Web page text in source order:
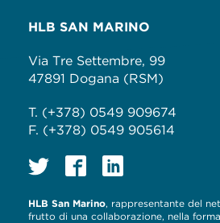
HLB SAN MARINO
Via Tre Settembre, 99
47891 Dogana (RSM)
T. (+378) 0549 909674
F. (+378) 0549 905614
HLB San Marino, rappresentante del
frutto di una collaborazione, nella